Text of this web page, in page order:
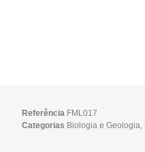
Referência FML017
Categorias Biologia e Geologia,